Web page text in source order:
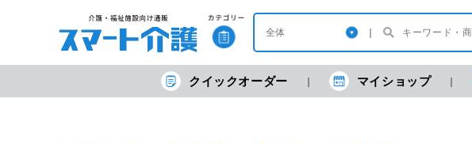
クイックオーダー マイショップ